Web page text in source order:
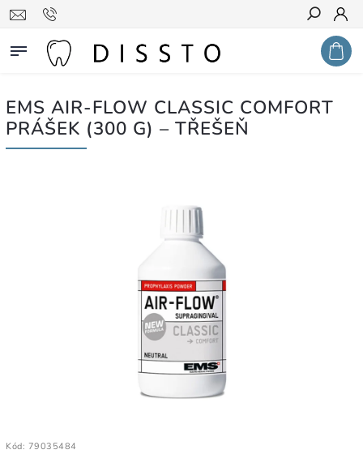
Hledat
EMS AIR-FLOW CLASSIC COMFORT
PRÁŠEK (300 G) – TŘEŠEŇ
Kód: 79035484